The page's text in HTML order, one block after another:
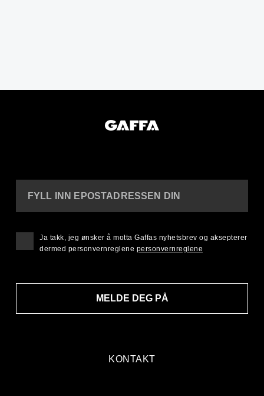
KONTAKT
FYLL INN EPOSTADRESSEN DIN
MELDE DEG PÅ
Ja takk, jeg ønsker å motta Gaffas nyhetsbrev og aksepterer
dermed personvernreglene personvernreglene